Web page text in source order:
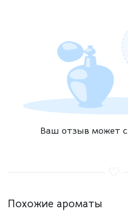
Ваш отзыв может
Похожие ароматы